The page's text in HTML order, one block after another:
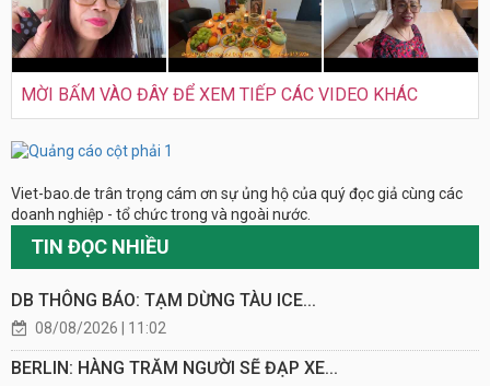
MỜI BẤM VÀO ĐÂY ĐỂ XEM TIẾP CÁC VIDEO KHÁC
Viet-bao.de trân trọng cám ơn sự ủng hộ của quý đọc giả cùng các
doanh nghiệp - tổ chức trong và ngoài nước.
TIN ĐỌC NHIỀU
DB THÔNG BÁO: TẠM DỪNG TÀU ICE...
08/08/2026 | 11:02
BERLIN: HÀNG TRĂM NGƯỜI SẼ ĐẠP XE...